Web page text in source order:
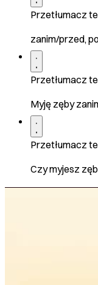
Przetłumacz
zanim/przed,
Przetłumacz
Myję zęby
Przetłumacz
Czy myjesz